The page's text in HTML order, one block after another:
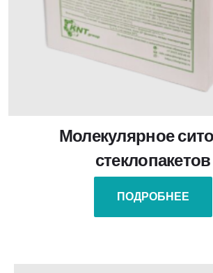
Молекулярное
стеклопакетов
ПОДРОБНЕЕ